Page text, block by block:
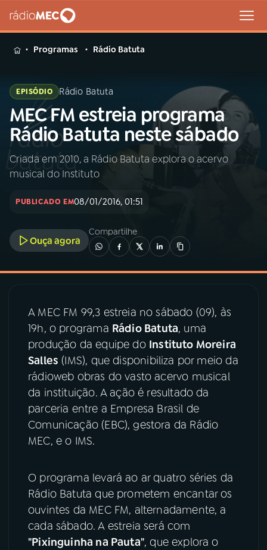
MENU
Buscar
na
Rádio
MEC
Buscar
Início
04 PROGRAMAS
05PODCASTS
06VIDEOCASTS
08PRÊMIO RÁDIO MEC
ACOMPANHE A RÁDIO MEC
Programas Rádio Batuta
EPISÓDIO Rádio Batuta
MEC FM estreia programa
Rádio Batuta neste sábado
Criada em 2010, a Rádio Batuta explora o acervo
musical do Instituto
PUBLICADO EM08/01/2016, 01:51
Ouça agora
Compartilhe
A MEC FM 99,3 estreia no sábado (09), às
19h, o programa Rádio Batuta, uma
produção da equipe do Instituto Moreira
Salles (IMS), que disponibiliza por meio da
rádioweb obras do vasto acervo musical
da instituição. A ação é resultado da
parceria entre a Empresa Brasil de
Comunicação (EBC), gestora da Rádio
MEC, e o IMS.
O programa levará ao ar quatro séries da
Rádio Batuta que prometem encantar os
ouvintes da MEC FM, alternadamente, a
cada sábado. A estreia será com
"Pixinguinha na Pauta", que explora o